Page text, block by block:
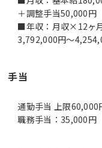
＋調整手当50,000円
■年収：月収×12ヶ
3,792,000円～
手当
通勤手当 上限60,000
職務手当：35,000円